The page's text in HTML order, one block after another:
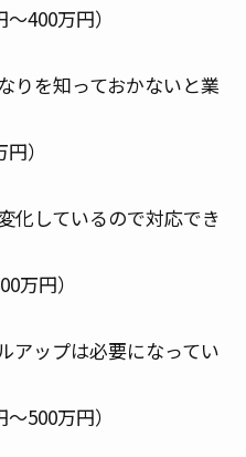
400万円）
りを知っておかないと業
）
化しているので対応でき
万円）
アップは必要になってい
500万円）